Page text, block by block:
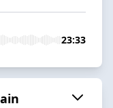
23:33